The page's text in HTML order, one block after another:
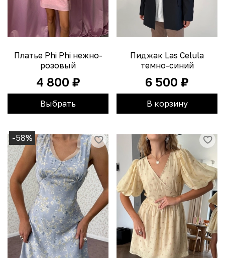
Платье Phi Phi нежно-
розовый
4 800 ₽
Выбрать
Пиджак Las Celula
темно-синий
6 500 ₽
В корзину
-58%